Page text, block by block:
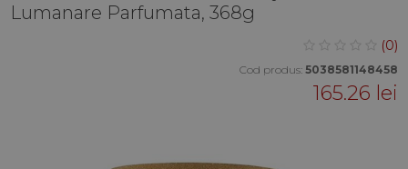
Lumanare Parfumata, 368g
(0)
Cod produs: 5038581148458
165.26 lei